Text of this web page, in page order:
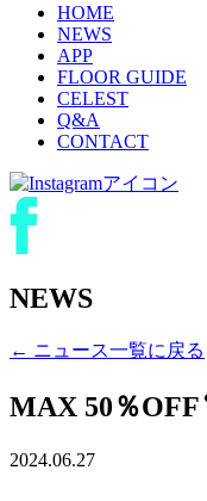
HOME
NEWS
APP
FLOOR GUIDE
CELEST
Q&A
CONTACT
NEWS
← ニュース一覧に戻る
MAX 50％
2024.06.27